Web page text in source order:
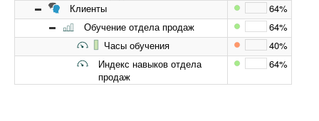
Клиенты
64%
Обучение отдела продаж
64%
Часы обучения
40%
Индекс навыков отдела
продаж
64%